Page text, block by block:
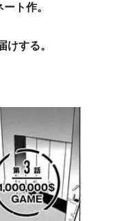
ト作。
けする。